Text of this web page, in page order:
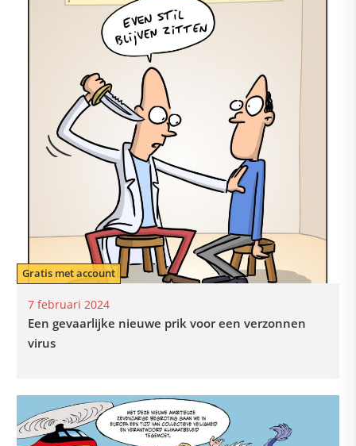
7 februari 2024
Gratis met account
Een gevaarlijke nieuwe prik voor een verzonnen
virus